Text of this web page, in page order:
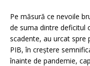
Pe măsură ce nevoile
de suma dintre deficitul
scadente, au urcat spre
PIB, în creștere
înainte de pandemie,